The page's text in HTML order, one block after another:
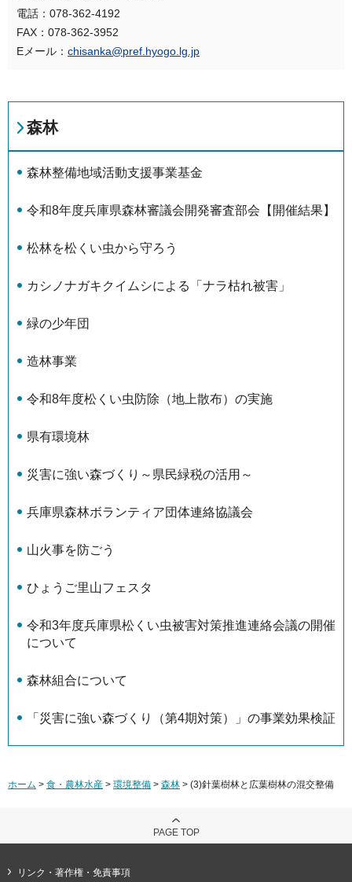
電話：078-362-4192
FAX：078-362-3952
Eメール： chisanka@pref.hyogo.lg.jp
森林
森林整備地域活動支援事業基金
令和8年度兵庫県森林審議会開発審査部会【開催結果】
松林を松くい虫から守ろう
カシノナガキクイムシによる「ナラ枯れ被害」
緑の少年団
造林事業
令和8年度松くい虫防除（地上散布）の実施
県有環境林
災害に強い森づくり～県民緑税の活用～
兵庫県森林ボランティア団体連絡協議会
山火事を防ごう
ひょうご里山フェスタ
令和3年度兵庫県松くい虫被害対策推進連絡会議の開催
について
森林組合について
「災害に強い森づくり（第4期対策）」の事業効果検証
ホーム > 食・農林水産 > 環境整備 > 森林 > (3)針葉樹林と広葉樹林の混交整備
PAGE TOP
リンク・著作権・免責事項